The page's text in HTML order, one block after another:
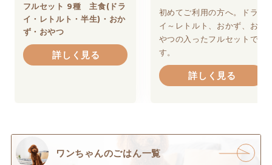
フルセット 9種 主食(ドラ
イ・レトルト・半生)・おか
ず・おやつ
詳しく見る
初めてご利用の方へ。ドラ
イ～レトルト、おかず、お
やつの入ったフルセットで
す。
詳しく見る
ワンちゃんのごはん一覧